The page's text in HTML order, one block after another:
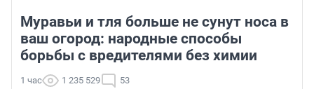
Муравьи и тля больше не сунут носа в
ваш огород: народные способы
борьбы с вредителями без химии
1 час 1 235 529 53